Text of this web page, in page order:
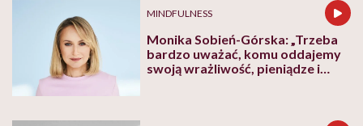
MINDFULNESS
Monika Sobień-Górska: „Trzeba
bardzo uważać, komu oddajemy
swoją wrażliwość, pieniądze i